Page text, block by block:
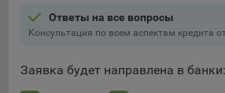
Ответы на все вопросы
Консультация по всем аспектам кредита
Заявка будет направлена в банки: